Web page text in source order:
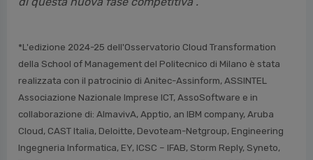
Corso, Responsabile Scientifico dell’Osservatorio
europeo deve accompagnare questa
trasformazione, sviluppando politiche industriali
comuni per rendere la filiera digitale più competitiva
e resiliente e far evolvere modelli di innovazione,
modalità di lavoro e competenze per cogliere le sfide
di questa nuova fase competitiva”.